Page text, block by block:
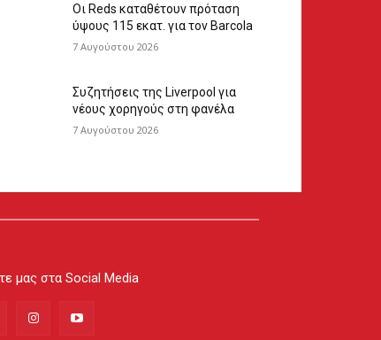
Οι Reds καταθέτουν πρόταση
ύψους 115 εκατ. για τον Barcola
7 Αυγούστου 2026
Συζητήσεις της Liverpool για
νέους χορηγούς στη φανέλα
7 Αυγούστου 2026
μας στα Social Media